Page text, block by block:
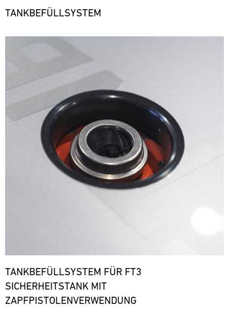
TANKBEFÜLLSYSTEM
TANKBEFÜLLSYSTEM FÜR FT3
SICHERHEITSTANK MIT
ZAPFPISTOLENVERWENDUNG